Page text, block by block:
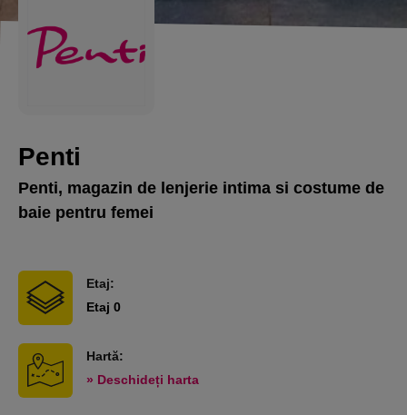
Penti
Penti, magazin de lenjerie intima si costume de
baie pentru femei
Etaj:
Etaj 0
Hartă:
» Deschideți harta